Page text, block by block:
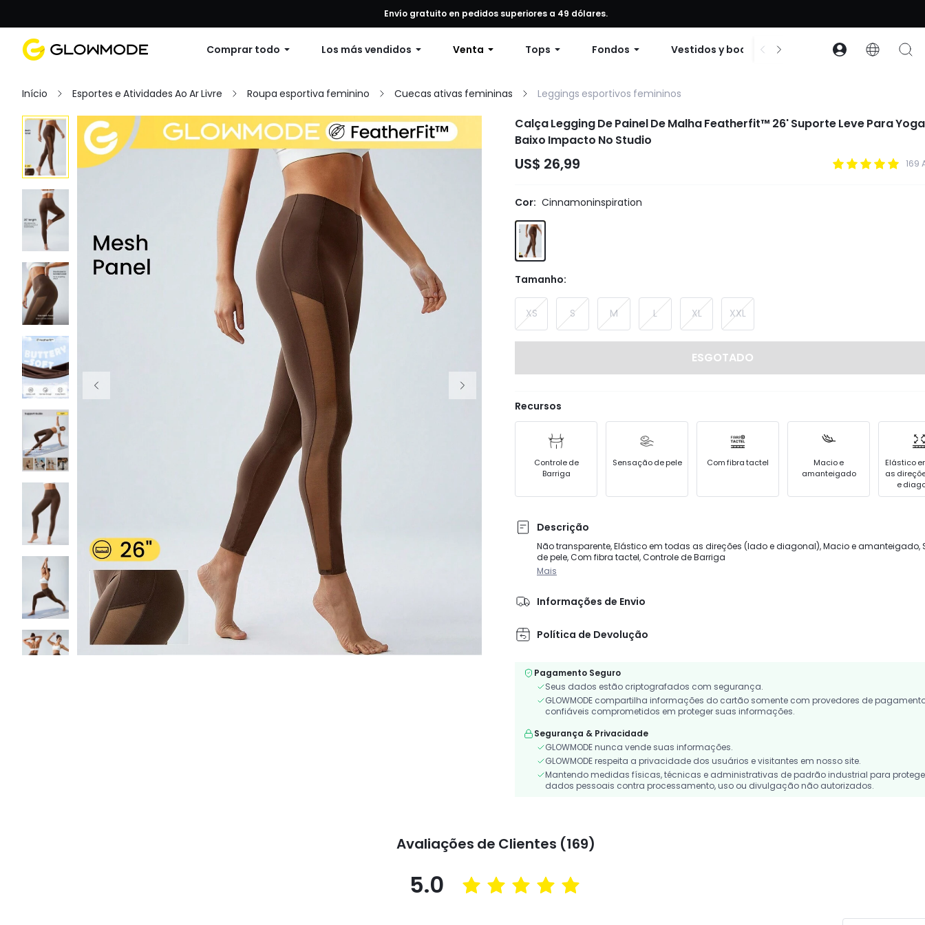
Primer pedido: 10% de descuento en cualquier pedido, 12% de descuento en pedidos de $79 o más, o 15% de descuento en pedidos de $99 o más | Código: GLOWNEW
Envío gratuito en pedidos superiores a 49 dólares.
Comprar todo Los más vendidos Venta Tops Fondos Vestidos y bodies Accesorios
Início Esportes e Atividades Ao Ar Livre Roupa esportiva feminino Cuecas ativas femininas Leggings esportivos femininos
Calça Legging De Painel De Malha Featherfit™ 26' Suporte Leve Para
Baixo Impacto No Studio
US$ 26,99 169
Cor: Cinnamoninspiration
Tamanho:
XS S M L XL XXL
ESGOTADO
Recursos
Controle de
Barriga
Sensação de pele Com fibra tactel
Macio e
amanteigado
Elástico
as
e
Descrição
Não transparente, Elástico em todas as direções (lado e diagonal), Macio e amanteigado,
de pele, Com fibra tactel, Controle de Barriga
Mais
Informações de Envio
Política de Devolução
Pagamento Seguro
Seus dados estão criptografados com segurança.
GLOWMODE compartilha informações do cartão somente com provedores de
confiáveis comprometidos em proteger suas informações.
Segurança & Privacidade
GLOWMODE nunca vende suas informações.
GLOWMODE respeita a privacidade dos usuários e visitantes em nosso site.
Mantendo medidas físicas, técnicas e administrativas de padrão industrial para
dados pessoais contra processamento, uso ou divulgação não autorizados.
Avaliações de Clientes (169)
5.0